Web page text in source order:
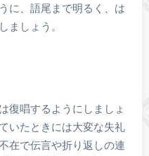
に、語尾まで明るく、は
ましょう。
復唱するようにしましょ
いたときには大変な失礼
在で伝言や折り返しの連